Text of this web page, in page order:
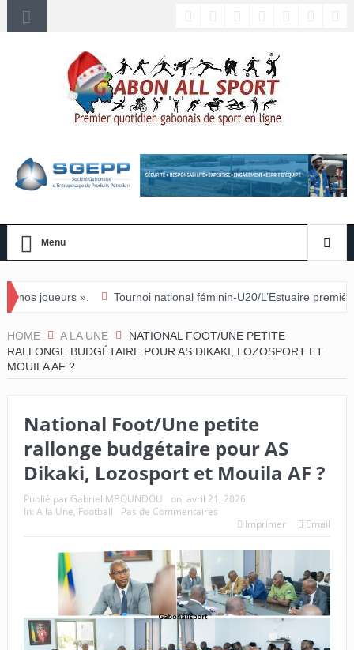
Menu
Tournoi national féminin-U20/L’Estuaire première équipe qualifiée
HOME A LA UNE
NATIONAL FOOT/UNE PETITE
RALLONGE BUDGÉTAIRE POUR AS DIKAKI, LOZOSPORT ET
MOUILA AF ?
National Foot/Une petite
rallonge budgétaire pour AS
Dikaki, Lozosport et Mouila AF ?
Publié par Gabriel MBOUNDOU on: avril 21, 2026
In: A la Une, Football
Pas de Commentaires
Imprimer
Email